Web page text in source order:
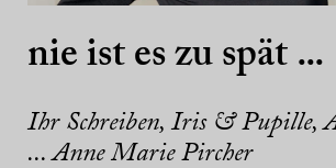
nie ist es zu spät ...
Ihr Schreiben, Iris & Pupille,
... Anne Marie Pircher